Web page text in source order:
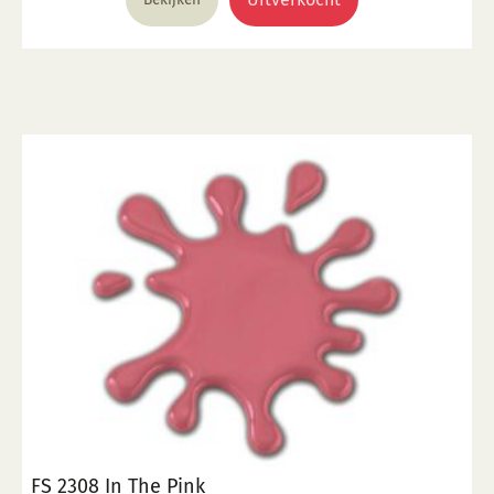
transparant glazuur gebruik, kwast of dompel
FS 2308 In The Pink